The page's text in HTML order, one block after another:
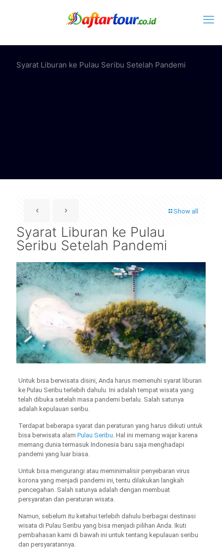
Syarat Liburan ke Pulau Seribu Setelah Pandemi
Show all
Syarat Liburan ke Pulau
Seribu Setelah Pandemi
Untuk bisa berwisata disini, Anda harus memenuhi syarat liburan
ke Pulau Seribu terlebih dahulu. Ini adalah tempat wisata yang
telah dibuka setelah masa pandemi berlalu. Salah satunya
adalah kepulauan seribu.
Terdapat beberapa syarat dan peraturan yang harus diikuti untuk
bisa berwisata alam Pulau Seribu . Hal ini memang wajar karena
memang dunia termasuk Indonesia baru saja menghadapi
pandemi yang luar biasa.
Untuk bisa mengurangi atau meminimalisir penyebaran virus
korona yang menjadi pandemi ini, tentu dilakukan langkah
pencegahan. Salah satunya adalah dengan membuat
persyaratan dan peraturan wisata.
Namun, sebelum itu ketahui terlebih dahulu berbagai destinasi
wisata di Pulau Seribu yang bisa menjadi pilihan Anda. Ikuti
pembahasan kami di bawah ini untuk tentang kepulauan seribu
dan persyaratannya.